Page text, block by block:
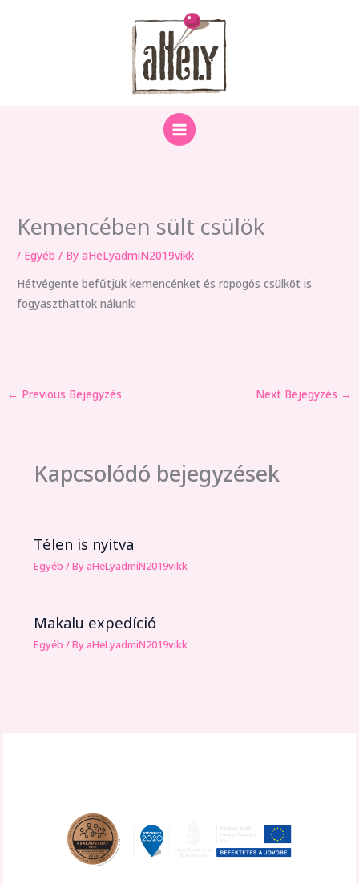
Kemencében sült csülök
/ Egyéb / ByaHeLyadmiN2019vikk
Hétvégente befűtjük kemencénket és ropogós csülköt is
fogyaszthattok nálunk!
← Previous Bejegyzés Next Bejegyzés →
Kapcsolódó bejegyzések
Télen is nyitva
Egyéb / ByaHeLyadmiN2019vikk
Makalu expedíció
Egyéb / ByaHeLyadmiN2019vikk